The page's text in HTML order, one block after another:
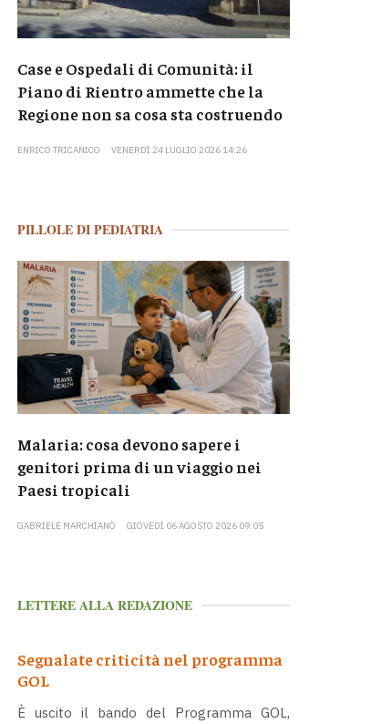
Case e Ospedali di Comunità: il
Piano di Rientro ammette che la
Regione non sa cosa sta costruendo
ENRICO TRICANICO VENERDÌ 24 LUGLIO 2026 14:26
PILLOLE DI PEDIATRIA
Malaria: cosa devono sapere i
genitori prima di un viaggio nei
Paesi tropicali
GABRIELE MARCHIANÒ GIOVEDÌ 06 AGOSTO 2026 09:05
LETTERE ALLA REDAZIONE
Segnalate criticità nel programma
GOL
È uscito il bando del Programma GOL,